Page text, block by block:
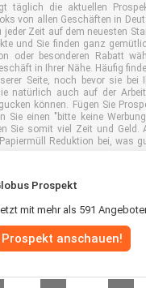
Prospekt
mit mehr als 591
Prospekt anschauen!
täglich die aktuellen
von allen Geschäften in
jeder Zeit auf dem neuesten
und Sie finden ganz
oder besonderen Rabatt
in Ihrer Nähe. Häufig
Seite, noch bevor sie bei
natürlich auch auf der
können. Fügen Sie
Sie einen "bitte keine
Sie somit viel Zeit und Geld.
Reduktion bei, was
© Prospektangebote.de 2026 |